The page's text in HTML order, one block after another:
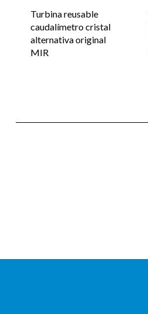
Turbina reusable
caudalímetro cristal
alternativa original
MIR